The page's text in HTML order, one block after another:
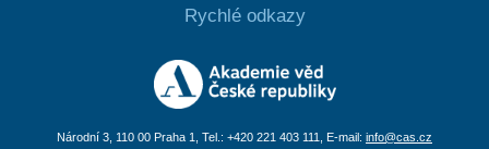
Rychlé odkazy
Národní 3, 110 00 Praha 1, Tel.: +420 221 403 111, E-mail: info@cas.cz